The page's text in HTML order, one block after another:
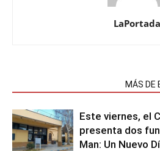
LaPortada
MÁS DE
Este viernes, el
presenta dos
Man: Un Nuevo